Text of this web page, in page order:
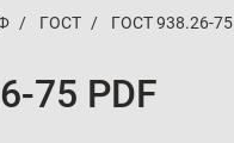
ГОСТ ГОСТ 938.26-75
75 PDF